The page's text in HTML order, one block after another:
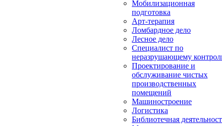
Мобилизационная
подготовка
Арт-терапия
Ломбардное дело
Лесное дело
Специалист по
неразрушающему
Проектирование и
обслуживание чистых
производственных
помещений
Машиностроение
Логистика
Библиотечная